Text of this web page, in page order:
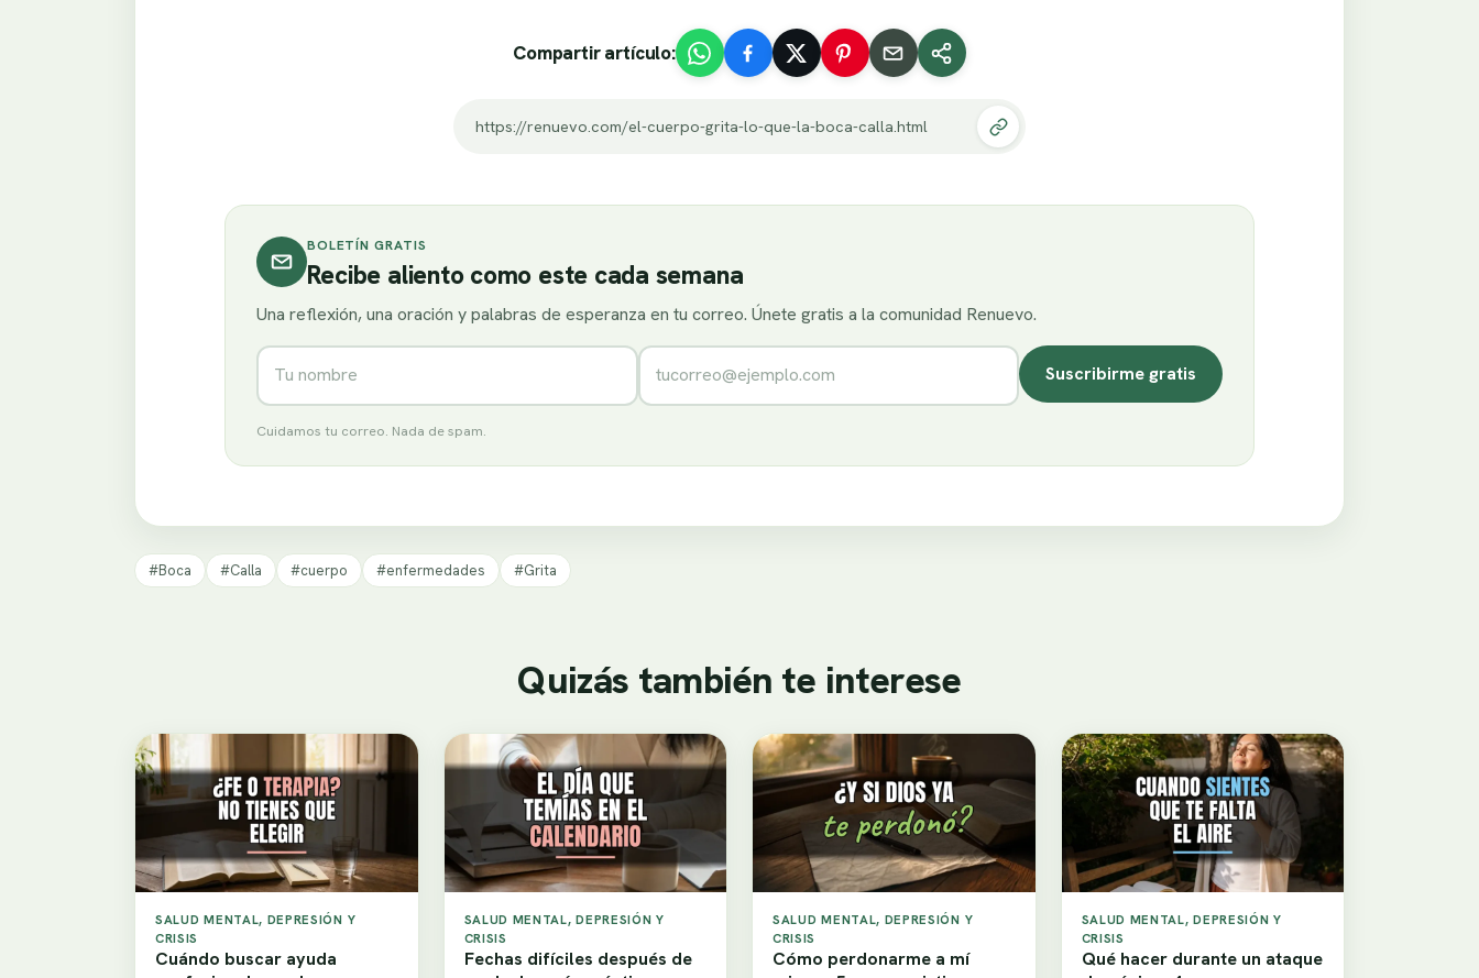
Compartir artículo:
https://renuevo.com/el-cuerpo-grita-lo-que-la-boca-calla.html
BOLETÍN GRATIS
Recibe aliento como este cada semana
Una reflexión, una oración y palabras de esperanza en tu correo. Únete gratis a la comunidad Renuevo.
Nombre Correo electrónico
Suscribirme gratis
Cuidamos tu correo. Nada de spam.
#Boca #Calla #cuerpo #enfermedades #Grita
Quizás también te interese
SALUD MENTAL, DEPRESIÓN Y
CRISIS
Cuándo buscar ayuda
SALUD MENTAL, DEPRESIÓN Y
CRISIS
Fechas difíciles después de
SALUD MENTAL, DEPRESIÓN Y
CRISIS
Cómo perdonarme a mí
SALUD MENTAL, DEPRESIÓN Y
CRISIS
Qué hacer durante un ataque